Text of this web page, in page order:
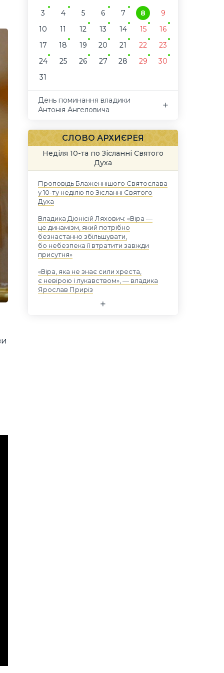
3
4 5 6 7 8
9
10
11 12 13 14 15
16
17
18 19 20 21 22
23
24
25 26 27 28 29
30
31
День поминання владики
Антонія Ангеловича
СЛОВО АРХИЄРЕЯ
Неділя 10-та по Зісланні Святого
Духа
Проповідь Блаженнішого Святослава
у 10-ту неділю по Зісланні Святого
Духа
Владика Діонісій Ляхович: «Віра —
це динамізм, який потрібно
безнастанно збільшувати,
бо небезпека її втратити завжди
присутня»
«Віра, яка не знає сили хреста,
є невірою і лукавством», — владика
Ярослав Приріз